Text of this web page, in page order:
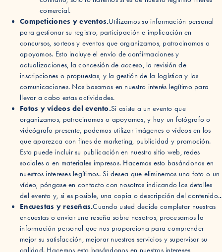
comercial.
Competiciones y eventos.Utilizamos su información personal
para gestionar su registro, participación e implicación en
concursos, sorteos y eventos que organizamos, patrocinamos o
apoyamos. Esto incluye el envío de confirmaciones y
actualizaciones, la concesión de acceso, la revisión de
inscripciones o propuestas, y la gestión de la logística y las
comunicaciones. Nos basamos en nuestro interés legítimo para
llevar a cabo estas actividades.
Fotos y vídeos del evento.Si asiste a un evento que
organizamos, patrocinamos o apoyamos, y hay un fotógrafo o
videógrafo presente, podemos utilizar imágenes o vídeos en los
que aparezca con fines de marketing, publicidad y promoción.
Esto puede incluir su publicación en nuestro sitio web, redes
sociales o en materiales impresos. Hacemos esto basándonos en
nuestros intereses legítimos. Si desea que eliminemos una foto o un
vídeo, póngase en contacto con nosotros indicando los detalles
del evento y, si es posible, una copia o descripción del contenido..
Encuestas y reseñas.Cuando usted decide completar nuestras
encuestas o enviar una reseña sobre nosotros, procesamos la
información personal que nos proporciona para comprender
mejor su satisfacción, mejorar nuestros servicios y supervisar su
calidad. Hacemos esto basándonos en nuestros intereses